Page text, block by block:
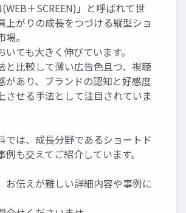
＋SCREEN)」と呼ばれて世
上がりの成長をつづける縦型ショ
。
いても大きく伸びています。
と比較して薄い広告色且つ、視聴
があり、ブランドの認知と好感度
させる手法として注目されていま
では、成長分野であるショートド
例も交えてご紹介しています。
お伝えが難しい詳細内容や事例に